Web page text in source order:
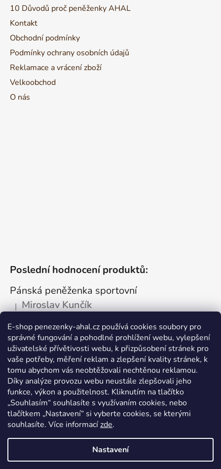
E-shop penezenky-ahal.cz používá cookies soubory pro
správné fungování a pohodlné prohlížení webu, vylepšení
uživatelské přívětivosti webu, k přizpůsobení stránek pro
vaše potřeby, měření reklam a zlepšení kvality stránek, k
tomu abychom vás neobtěžovali nechtěnou reklamou.
Díky analýze provozu webu neustále zlepšovali jeho
funkce, výkon a použitelnost. Kliknutím na tlačítko
„Souhlasím“ souhlasíte s využívaním cookies, nebo
tlačítkem „Nastavení“ si vyberte cookies, se kterými
souhlasíte. Více informacízde.
Nastavení
10 Důvodů proč peněženky AHAL
Kontakt
Obchodní podmínky
Podmínky ochrany osobních údajů
Reklamace a vrácení zboží
Velkoobchod
O nás
Poslední hodnocení produktů:
Pánská peněženka sportovní
Hodnocení produktu je 5 z 5 hvězdiček.
| Miroslav Kunčík
OK
Kožená dokladovka tmavá
Hodnocení produktu je 5 z 5 hvězdiček.
| Vlastimil Šajtar
Spokojený ,rychle a spolehlivě
Kožená peněženka na drobné mince
Hodnocení produktu je 5 z 5 hvězdiček.
| Katarína Kutlíková